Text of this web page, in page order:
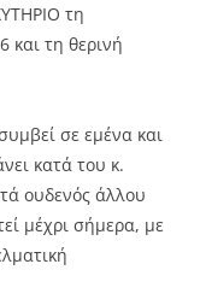
τη
και τη θερινή
σε εμένα και
κατά του κ.
ουδενός άλλου
μέχρι σήμερα, με